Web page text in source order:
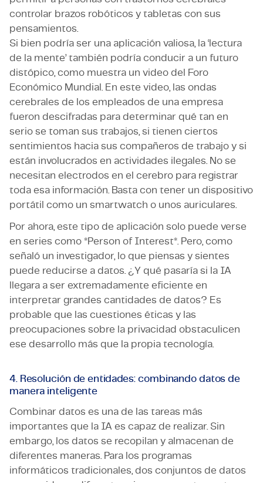
controlar brazos robóticos y tabletas con sus
pensamientos.
Si bien podría ser una aplicación valiosa, la ‘lectura
de la mente’ también podría conducir a un futuro
distópico, como muestra un video del Foro
Económico Mundial. En este video, las ondas
cerebrales de los empleados de una empresa
fueron descifradas para determinar qué tan en
serio se toman sus trabajos, si tienen ciertos
sentimientos hacia sus compañeros de trabajo y si
están involucrados en actividades ilegales. No se
necesitan electrodos en el cerebro para registrar
toda esa información. Basta con tener un dispositivo
portátil como un smartwatch o unos auriculares.
Por ahora, este tipo de aplicación solo puede verse
en series como *Person of Interest*. Pero, como
señaló un investigador, lo que piensas y sientes
puede reducirse a datos. ¿Y qué pasaría si la IA
llegara a ser extremadamente eficiente en
interpretar grandes cantidades de datos? Es
probable que las cuestiones éticas y las
preocupaciones sobre la privacidad obstaculicen
ese desarrollo más que la propia tecnología.
4. Resolución de entidades: combinando datos de
manera inteligente
Combinar datos es una de las tareas más
importantes que la IA es capaz de realizar. Sin
embargo, los datos se recopilan y almacenan de
diferentes maneras. Para los programas
informáticos tradicionales, dos conjuntos de datos